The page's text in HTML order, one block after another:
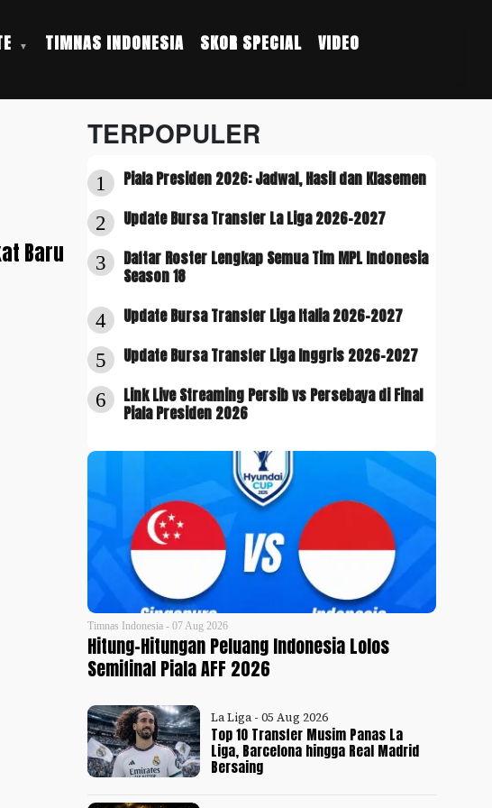
TIMNAS INDONESIA SKOR SPECIAL VIDEO
Baru
TERPOPULER
1 Piala Presiden 2026: Jadwal, Hasil dan Klasemen
2 Update Bursa Transfer La Liga 2026-2027
3
Daftar Roster Lengkap Semua Tim MPL Indonesia
Season 18
4 Update Bursa Transfer Liga Italia 2026-2027
5 Update Bursa Transfer Liga Inggris 2026-2027
6
Link Live Streaming Persib vs Persebaya di Final
Piala Presiden 2026
Timnas Indonesia - 07 Aug 2026
Hitung-Hitungan Peluang Indonesia Lolos
Semifinal Piala AFF 2026
La Liga - 05 Aug 2026
Top 10 Transfer Musim Panas La
Liga, Barcelona hingga Real Madrid
Bersaing